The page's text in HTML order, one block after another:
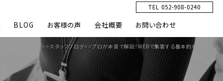
BLOG お客様の声 会社概要 お問い合わせ
TEL 052-908-0240
>>スタッフブログ>>プロが本音で解説！WEBで集客する基本的な方法